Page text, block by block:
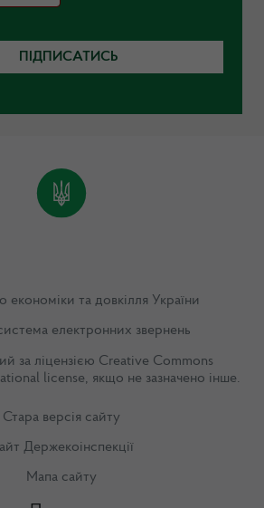
ПІДПИСАТИСЬ
економіки та довкілля України
електронних звернень
за ліцензією Creative Commons
license, якщо не зазначено інше.
Стара версія сайту
Держекоінспекції
Мапа сайту